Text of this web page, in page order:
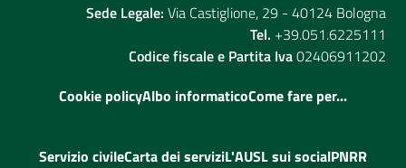
Sede Legale: Via Castiglione, 29 - 40124 Bologna
Tel. +39.051.6225111
Codice fiscale e Partita Iva02406911202
Cookie policyAlbo informaticoCome fare per...
Servizio civileCarta dei serviziL'AUSL sui socialPNRR